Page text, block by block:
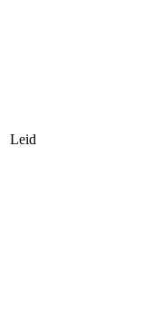
Leid